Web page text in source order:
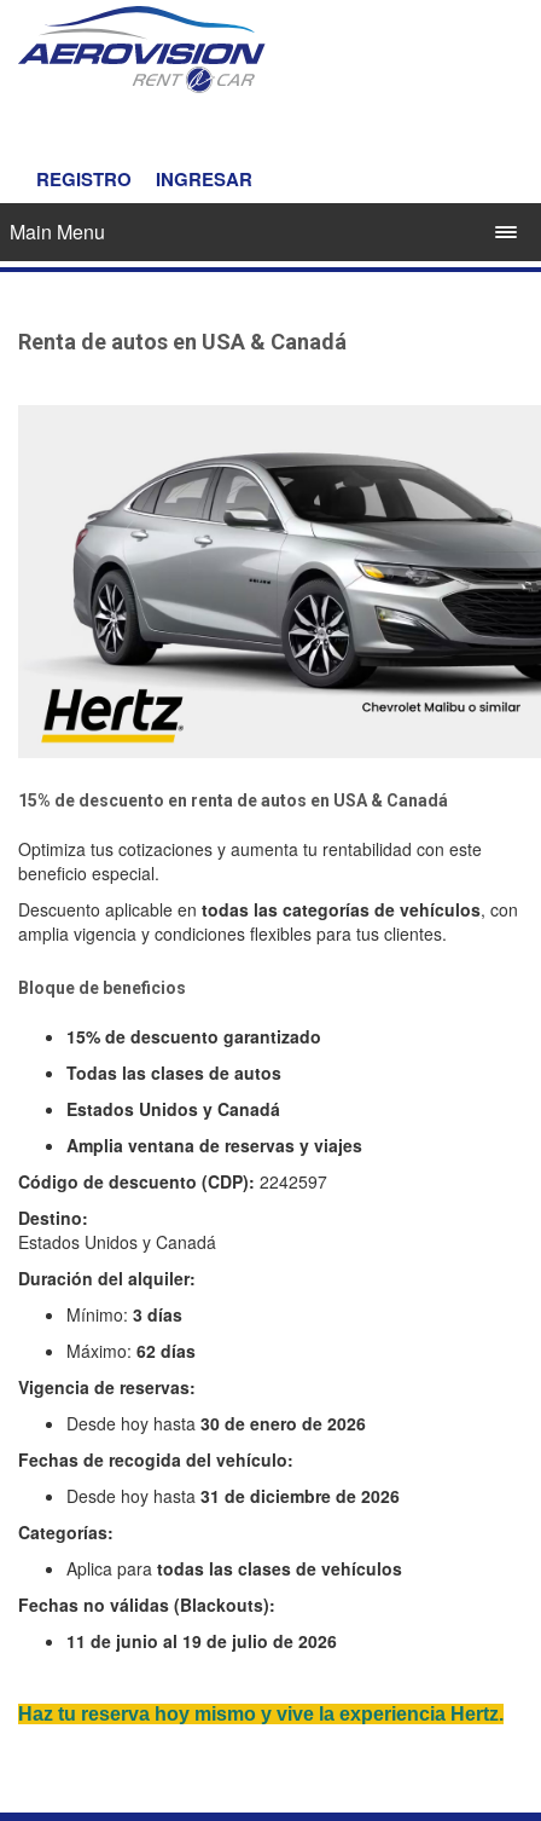
REGISTRO INGRESAR
Main Menu
Renta de autos en USA & Canadá
15% de descuento en renta de autos en USA & Canadá
Optimiza tus cotizaciones y aumenta tu rentabilidad con este
beneficio especial.
Descuento aplicable en todas las categorías de vehículos, con
amplia vigencia y condiciones flexibles para tus clientes.
Bloque de beneficios
15% de descuento garantizado
Todas las clases de autos
Estados Unidos y Canadá
Amplia ventana de reservas y viajes
Código de descuento (CDP): 2242597
Destino:
Estados Unidos y Canadá
Duración del alquiler:
Mínimo: 3 días
Máximo: 62 días
Vigencia de reservas:
Desde hoy hasta 30 de enero de 2026
Fechas de recogida del vehículo:
Desde hoy hasta 31 de diciembre de 2026
Categorías:
Aplica para todas las clases de vehículos
Fechas no válidas (Blackouts):
11 de junio al 19 de julio de 2026
Haz tu reserva hoy mismo y vive la experiencia Hertz.